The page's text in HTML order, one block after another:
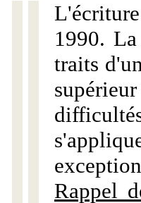
1990.
traits
Rappel